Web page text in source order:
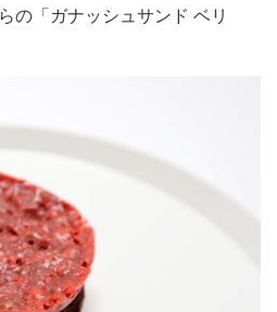
の「ガナッシュサンド ベリ